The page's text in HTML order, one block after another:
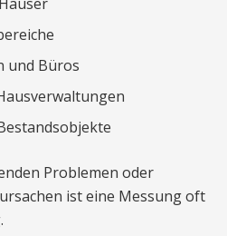
und Büros
Problemen oder
ist eine Messung oft